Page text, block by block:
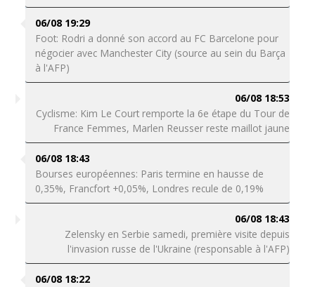
06/08 19:29
Foot: Rodri a donné son accord au FC Barcelone pour
négocier avec Manchester City (source au sein du Barça
à l'AFP)
06/08 18:53
Cyclisme: Kim Le Court remporte la 6e étape du Tour de
France Femmes, Marlen Reusser reste maillot jaune
06/08 18:43
Bourses européennes: Paris termine en hausse de
0,35%, Francfort +0,05%, Londres recule de 0,19%
06/08 18:43
Zelensky en Serbie samedi, première visite depuis
l'invasion russe de l'Ukraine (responsable à l'AFP)
06/08 18:22